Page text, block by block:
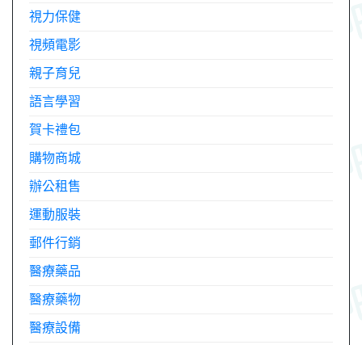
視力保健
視頻電影
親子育兒
語言學習
賀卡禮包
購物商城
辦公租售
運動服裝
郵件行銷
醫療藥品
醫療藥物
醫療設備